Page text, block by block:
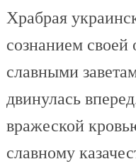
Храбрая
сознанием своей
славными
двинулась
вражеской
славному